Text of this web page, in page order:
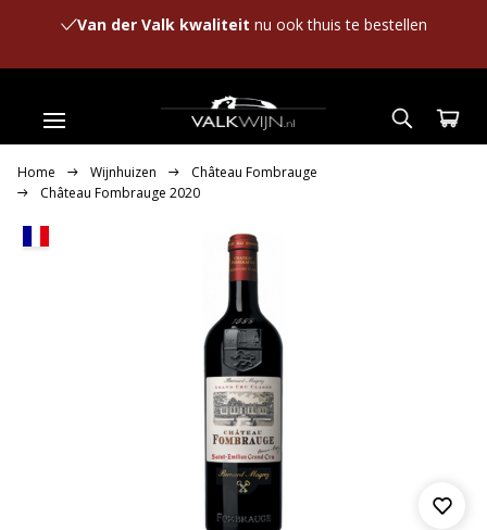
Van der Valk kwaliteit nu ook thuis te bestellen
Home Wijnhuizen
Château Fombrauge
Château Fombrauge 2020